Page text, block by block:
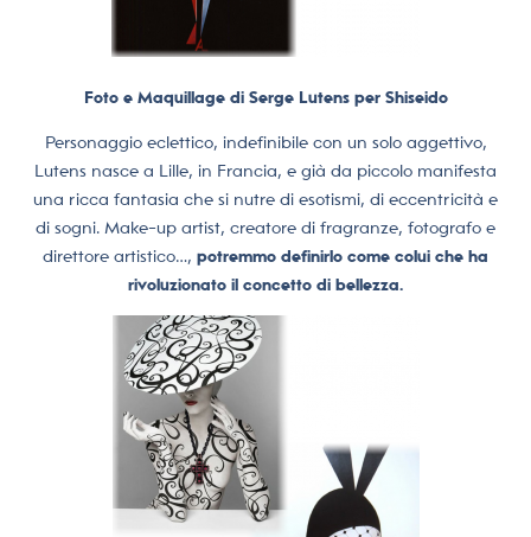
Foto e Maquillage di Serge Lutens per Shiseido
Personaggio eclettico, indefinibile con un solo aggettivo,
Lutens nasce a Lille, in Francia, e già da piccolo manifesta
una ricca fantasia che si nutre di esotismi, di eccentricità e
di sogni. Make-up artist, creatore di fragranze, fotografo e
direttore artistico…, potremmo definirlo come colui che ha
rivoluzionato il concetto di bellezza.